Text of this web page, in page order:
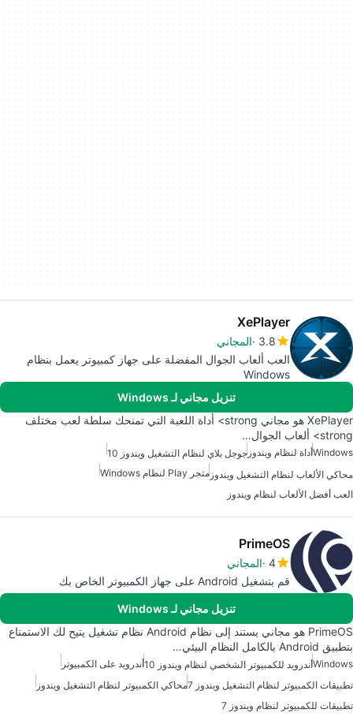
XePlayer
3.8 المجاني
العب ألعاب الجوال المفضلة على جهاز كمبيوتر يعمل بنظام
Windows
تنزيل مجاني لـ Windows
XePlayer هو مجاني strong> أداة اللعبة التي تمنحك سلطة لعب مختلف
strong> ألعاب الجوال…
Windowsأداة لنظام ويندوز جوجل بلاي لنظام التشغيل ويندوز 10
محاكي الألعاب لنظام التشغيل ويندوز متجر Play لنظام Windows
العب أفضل الألعاب لنظام ويندوز
PrimeOS
4 المجاني
قم بتشغيل Android على جهاز الكمبيوتر الخاص بك
تنزيل مجاني لـ Windows
PrimeOS هو مجاني يستند إلى نظام Android نظام تشغيل يتيح لك الاستمتاع
بتطبيق Android بالكامل النظام البيئي…
Windowsأندرويد للكمبيوتر الشخصي لنظام ويندوز 10
أندرويد على الكمبيوتر
تطبيقات الكمبيوتر لنظام التشغيل ويندوز 7
محاكي الكمبيوتر لنظام التشغيل ويندوز
تطبيقات للكمبيوتر لنظام ويندوز 7